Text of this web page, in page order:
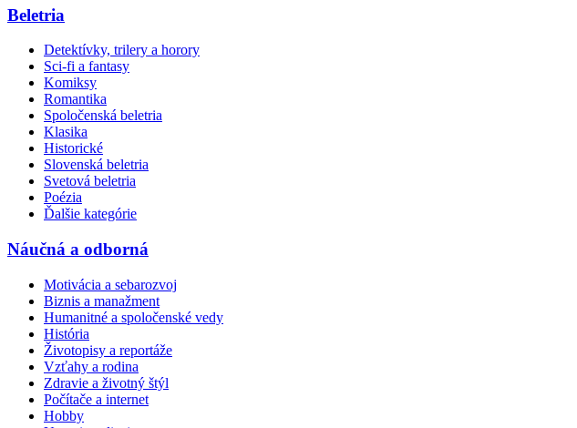
Beletria
Detektívky, trilery a horory
Sci-fi a fantasy
Komiksy
Romantika
Spoločenská beletria
Klasika
Historické
Slovenská beletria
Svetová beletria
Poézia
Ďalšie kategórie
Náučná a odborná
Motivácia a sebarozvoj
Biznis a manažment
Humanitné a spoločenské vedy
História
Životopisy a reportáže
Vzťahy a rodina
Zdravie a životný štýl
Počítače a internet
Hobby